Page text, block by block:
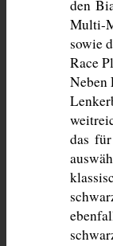
den
Multi-
sowie
Race
Neben
das